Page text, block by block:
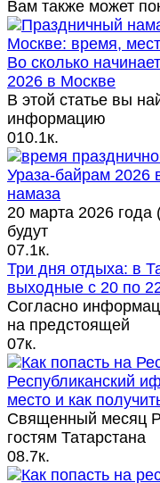
Вам также может
Во сколько
2026 в Москве
В этой статье вы
информацию
010.1к.
Ураза‑байрам 2026
намаза
20 марта 2026 года
будут
07.1к.
Три дня отдыха: в
выходные с 20 по
Согласно
на предстоящей
07к.
Республиканский
место и как
Священный месяц
гостям Татарстана
08.7к.